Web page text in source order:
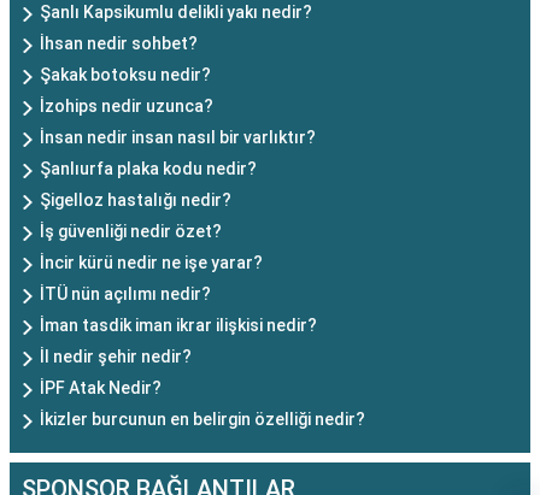
Şanlı Kapsikumlu delikli yakı nedir?
İhsan nedir sohbet?
Şakak botoksu nedir?
İzohips nedir uzunca?
İnsan nedir insan nasıl bir varlıktır?
Şanlıurfa plaka kodu nedir?
Şigelloz hastalığı nedir?
İş güvenliği nedir özet?
İncir kürü nedir ne işe yarar?
İTÜ nün açılımı nedir?
İman tasdik iman ikrar ilişkisi nedir?
İl nedir şehir nedir?
İPF Atak Nedir?
İkizler burcunun en belirgin özelliği nedir?
SPONSOR BAĞLANTILAR